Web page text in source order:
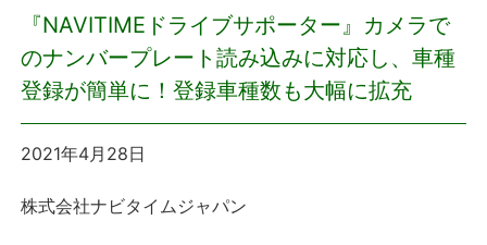
プレスリリース
おしらせ
『NAVITIMEドライブサポーター』カメラで
のナンバープレート読み込みに対応し、車種
登録が簡単に！登録車種数も大幅に拡充
2021年4月28日
株式会社ナビタイムジャパン